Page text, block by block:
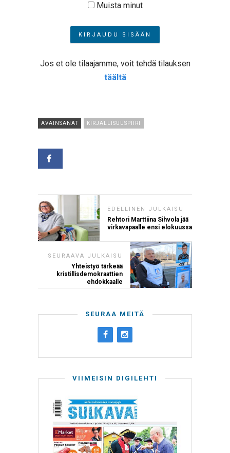
Muista minut
Jos et ole tilaajamme, voit tehdä tilauksen
täältä
AVAINSANAT KIRJALLISUUSPIIRI
EDELLINEN JULKAISU
Rehtori Marttiina Sihvola jää
virkavapaalle ensi elokuussa
SEURAAVA JULKAISU
Yhteistyö tärkeää
kristillisdemokraattien
ehdokkaalle
SEURAA MEITÄ
VIIMEISIN DIGILEHTI